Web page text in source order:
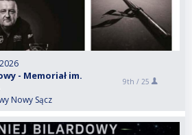
- Memoriał im.
Nowy Sącz
9th / 25